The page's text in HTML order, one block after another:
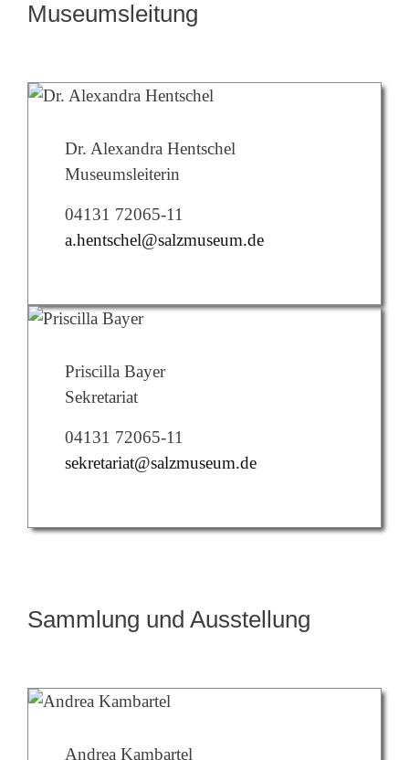
Museumsleitung
Dr. Alexandra Hentschel
Museumsleiterin
04131 72065-11
a.hentschel@salzmuseum.de
Priscilla Bayer
Sekretariat
04131 72065-11
sekretariat@salzmuseum.de
Sammlung und Ausstellung
Andrea Kambartel